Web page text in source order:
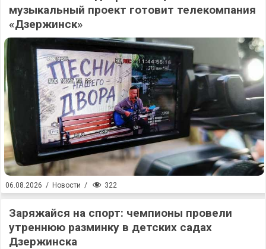
музыкальный проект готовит телекомпания
«Дзержинск»
06.08.2026 / Новости / 322
Заряжайся на спорт: чемпионы провели
утреннюю разминку в детских садах
Дзержинска